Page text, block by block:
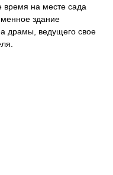
время на месте сада
здание
драмы, ведущего свое